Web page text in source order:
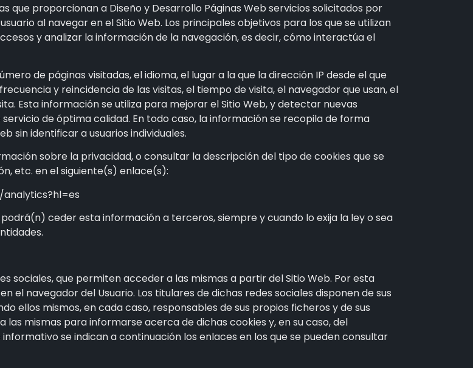
que proporcionan a Diseño y Desarrollo Páginas Web servicios solicitados por
al navegar en el Sitio Web. Los principales objetivos para los que se utilizan
y analizar la información de la navegación, es decir, cómo interactúa el
de páginas visitadas, el idioma, el lugar a la que la dirección IP desde el que
y reincidencia de las visitas, el tiempo de visita, el navegador que usan, el
Esta información se utiliza para mejorar el Sitio Web, y detectar nuevas
de óptima calidad. En todo caso, la información se recopila de forma
sin identificar a usuarios individuales.
sobre la privacidad, o consultar la descripción del tipo de cookies que se
etc. en el siguiente(s) enlace(s):
ceder esta información a terceros, siempre y cuando lo exija la ley o sea
sociales, que permiten acceder a las mismas a partir del Sitio Web. Por esta
el navegador del Usuario. Los titulares de dichas redes sociales disponen de sus
ellos mismos, en cada caso, responsables de sus propios ficheros y de sus
mismas para informarse acerca de dichas cookies y, en su caso, del
se indican a continuación los enlaces en los que se pueden consultar